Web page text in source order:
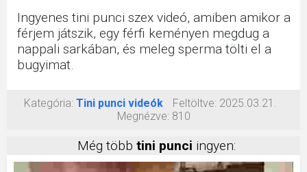
Ingyenes tini punci szex videó, amiben amikor a
férjem játszik, egy férfi keményen megdug a
nappali sarkában, és meleg sperma tölti el a
bugyimat.
Kategória: Tini punci videók Feltöltve: 2025.03.21.
Megnézve: 810
Még több tini punci ingyen: